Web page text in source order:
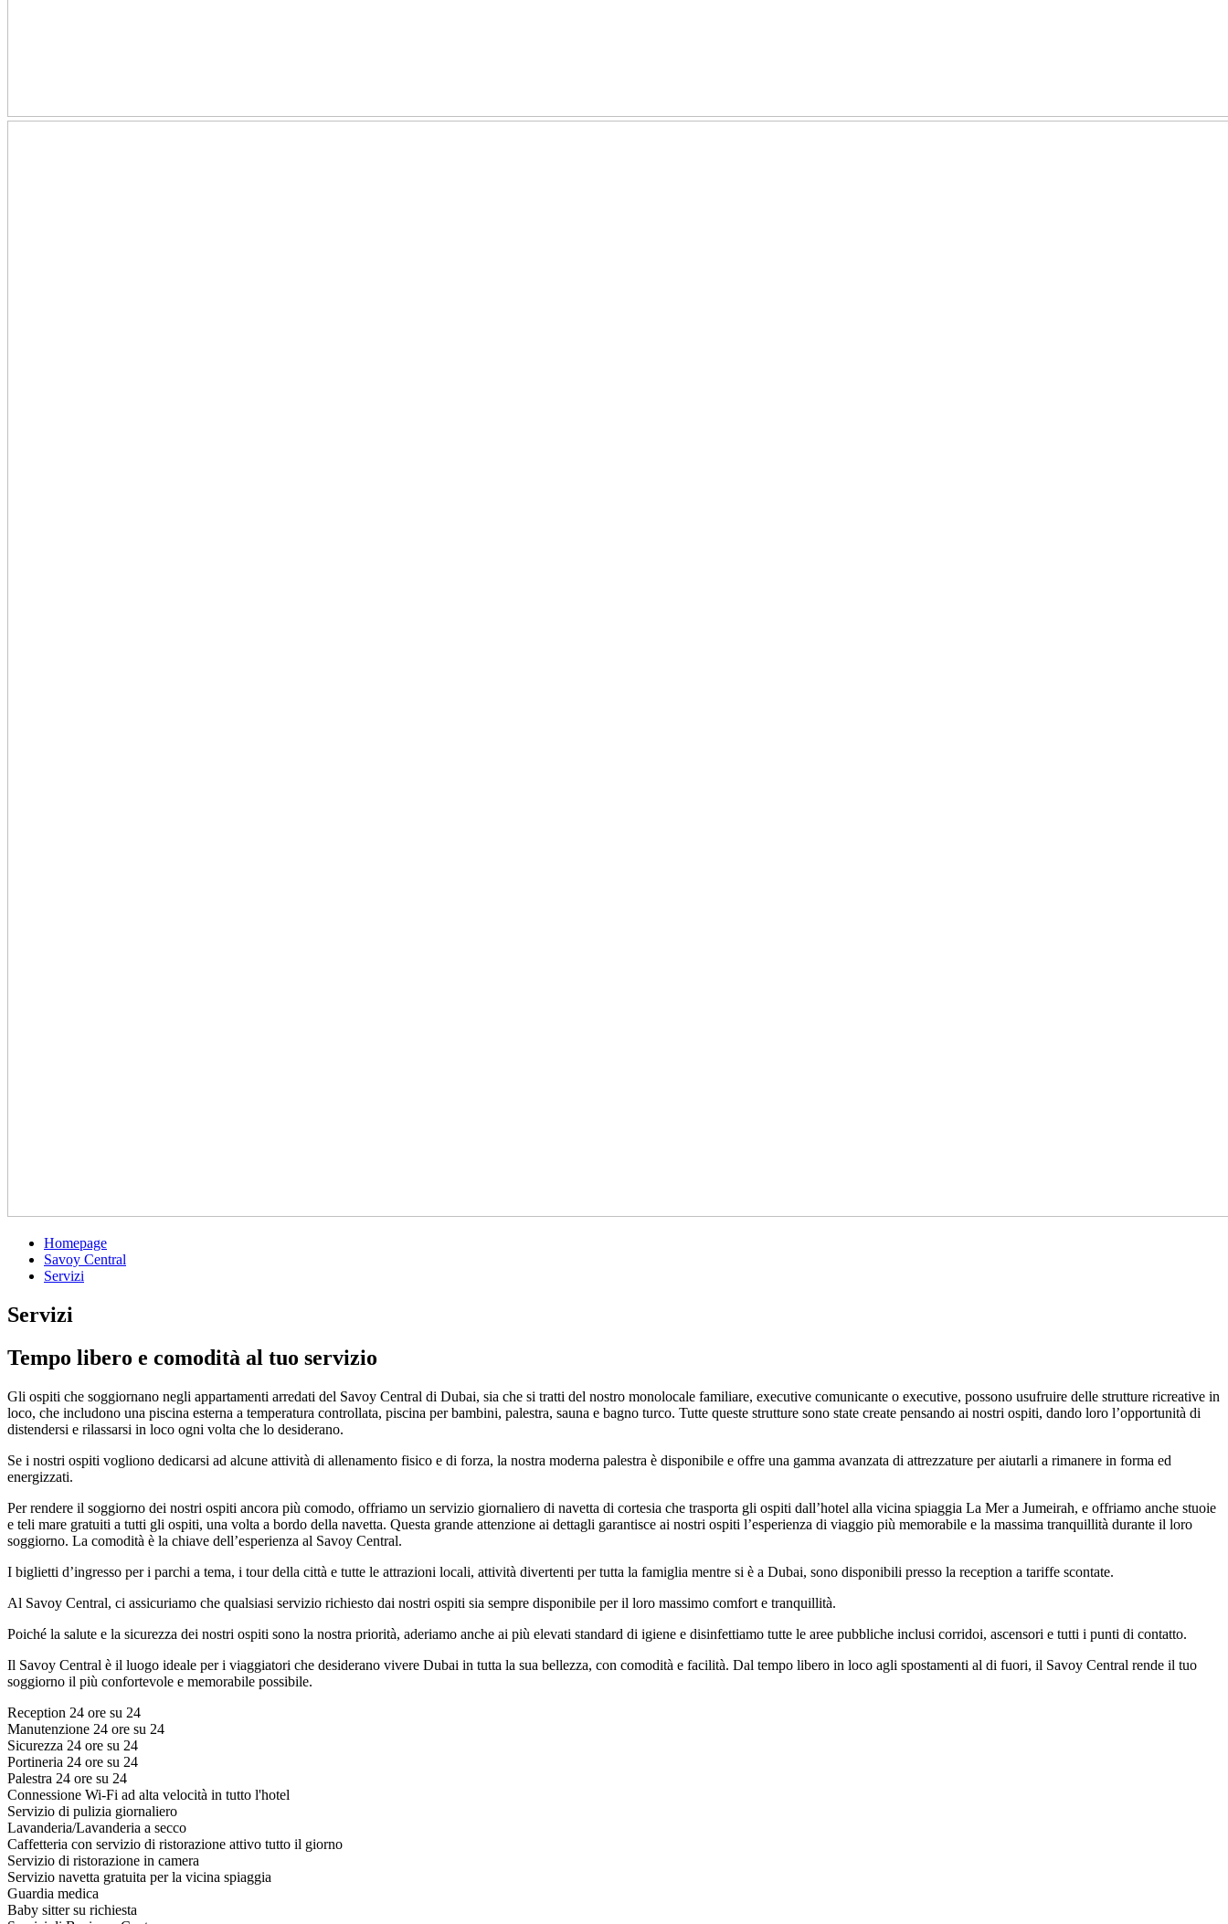
Homepage
Savoy Central
Servizi
Servizi
Tempo libero e comodità al tuo servizio
Gli ospiti che soggiornano negli appartamenti arredati del Savoy Central di Dubai, sia che si tratti del nostro monolocale familiare, executive comunicante o executive, possono usufruire delle strutture ricreative in
loco, che includono una piscina esterna a temperatura controllata, piscina per bambini, palestra, sauna e bagno turco. Tutte queste strutture sono state create pensando ai nostri ospiti, dando loro l’opportunità di
distendersi e rilassarsi in loco ogni volta che lo desiderano.
Se i nostri ospiti vogliono dedicarsi ad alcune attività di allenamento fisico e di forza, la nostra moderna palestra è disponibile e offre una gamma avanzata di attrezzature per aiutarli a rimanere in forma ed
energizzati.
Per rendere il soggiorno dei nostri ospiti ancora più comodo, offriamo un servizio giornaliero di navetta di cortesia che trasporta gli ospiti dall’hotel alla vicina spiaggia La Mer a Jumeirah, e offriamo anche stuoie
e teli mare gratuiti a tutti gli ospiti, una volta a bordo della navetta. Questa grande attenzione ai dettagli garantisce ai nostri ospiti l’esperienza di viaggio più memorabile e la massima tranquillità durante il loro
soggiorno. La comodità è la chiave dell’esperienza al Savoy Central.
I biglietti d’ingresso per i parchi a tema, i tour della città e tutte le attrazioni locali, attività divertenti per tutta la famiglia mentre si è a Dubai, sono disponibili presso la reception a tariffe scontate.
Al Savoy Central, ci assicuriamo che qualsiasi servizio richiesto dai nostri ospiti sia sempre disponibile per il loro massimo comfort e tranquillità.
Poiché la salute e la sicurezza dei nostri ospiti sono la nostra priorità, aderiamo anche ai più elevati standard di igiene e disinfettiamo tutte le aree pubbliche inclusi corridoi, ascensori e tutti i punti di contatto.
Il Savoy Central è il luogo ideale per i viaggiatori che desiderano vivere Dubai in tutta la sua bellezza, con comodità e facilità. Dal tempo libero in loco agli spostamenti al di fuori, il Savoy Central rende il tuo
soggiorno il più confortevole e memorabile possibile.
Reception 24 ore su 24
Manutenzione 24 ore su 24
Sicurezza 24 ore su 24
Portineria 24 ore su 24
Palestra 24 ore su 24
Connessione Wi-Fi ad alta velocità in tutto l'hotel
Servizio di pulizia giornaliero
Lavanderia/Lavanderia a secco
Caffetteria con servizio di ristorazione attivo tutto il giorno
Servizio di ristorazione in camera
Servizio navetta gratuita per la vicina spiaggia
Guardia medica
Baby sitter su richiesta